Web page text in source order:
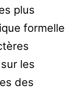
plus
formelle
les
des